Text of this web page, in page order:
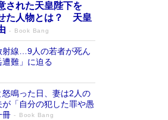
された天皇陛下を
た人物とは？ 天皇
Book Bang
射線…9人の若者が死ん
難」に迫る
怒鳴った日、妻は2人の
「自分の犯した罪や愚
冊
Book Bang